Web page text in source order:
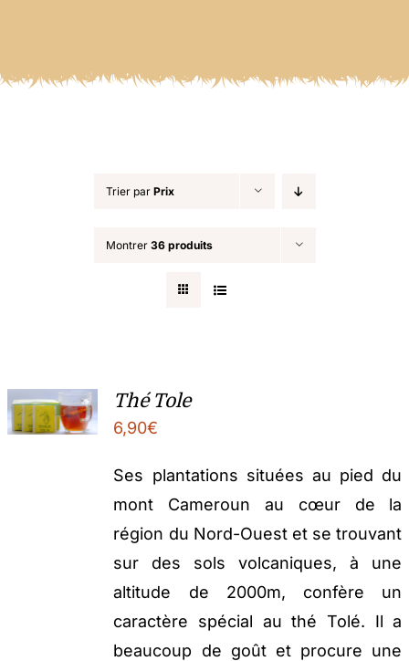
Trier par Prix
Montrer 36 produits
Thé Tole
6,90€
Ses plantations situées au pied du
mont Cameroun au cœur de la
région du Nord-Ouest et se trouvant
sur des sols volcaniques, à une
altitude de 2000m, confère un
caractère spécial au thé Tolé. Il a
beaucoup de goût et procure une